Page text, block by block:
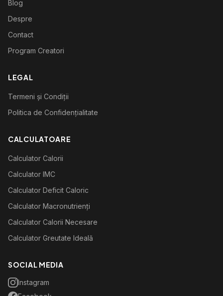
Blog
Despre
Contact
Program Creatori
LEGAL
Termeni și Condiții
Politica de Confidențialitate
CALCULATOARE
Calculator Calorii
Calculator IMC
Calculator Deficit Caloric
Calculator Macronutrienți
Calculator Calorii Necesare
Calculator Greutate Ideală
SOCIAL MEDIA
Instagram